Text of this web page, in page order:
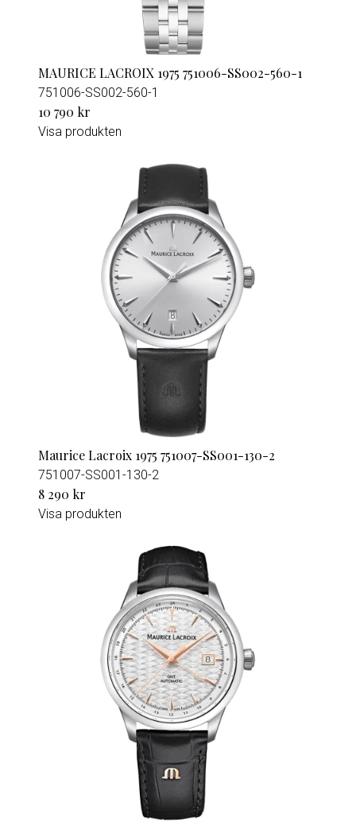
MAURICE LACROIX 1975 751006-SS002-560-1
751006-SS002-560-1
10 790 kr
Visa produkten
Maurice Lacroix 1975 751007-SS001-130-2
751007-SS001-130-2
8 290 kr
Visa produkten